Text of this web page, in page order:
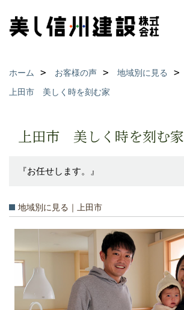
ホーム お客様の声 地域別に見る
上田市 美しく時を刻む家
上田市 美しく時を刻む家
『お任せします。』
地域別に見る｜上田市